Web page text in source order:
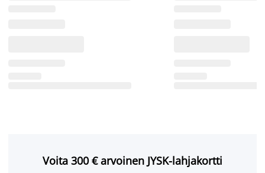
Voita 300 € arvoinen JYSK-lahjakortti